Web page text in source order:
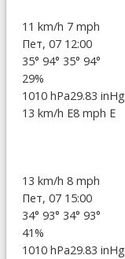
11 km/h 7 mph
Пет, 07 12:00
35° 94° 35° 94°
29%
1010 hPa29.83 inHg
13 km/h E8 mph E
13 km/h 8 mph
Пет, 07 15:00
34° 93° 34° 93°
41%
1010 hPa29.83 inHg